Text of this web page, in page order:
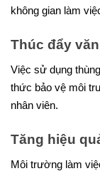
không gian làm
Thúc đẩy
Việc sử dụng
thức bảo vệ môi
nhân viên.
Tăng hiệu
Môi trường làm